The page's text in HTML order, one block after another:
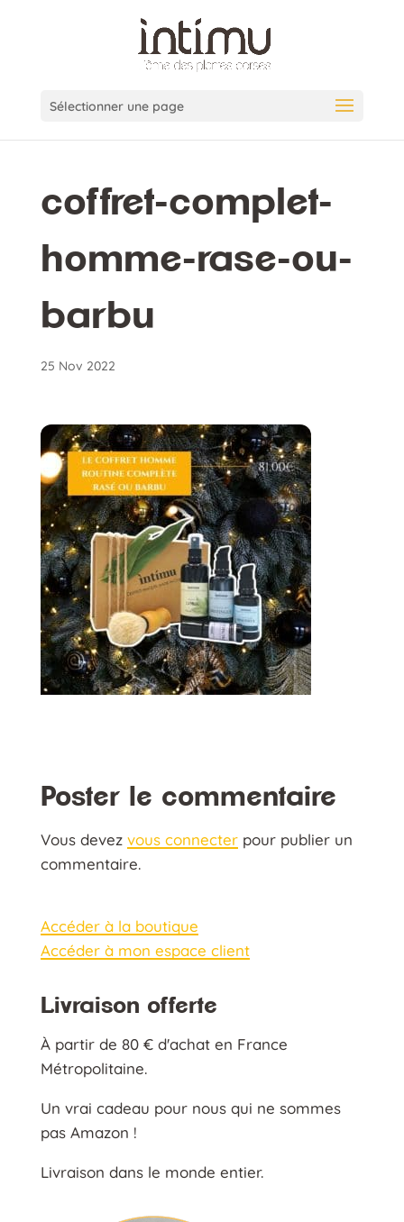
Sélectionner une page
coffret-complet-
homme-rase-ou-
barbu
25 Nov 2022
Poster le commentaire
Vous devez vous connecterpour publier un
commentaire.
Accéder à la boutique
Accéder à mon espace client
Livraison offerte
À partir de 80 € d'achat en France
Métropolitaine.
Un vrai cadeau pour nous qui ne sommes
pas Amazon !
Livraison dans le monde entier.